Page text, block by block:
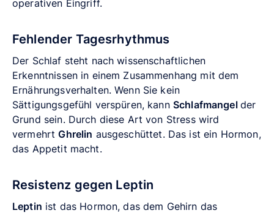
operativen Eingriff.
Fehlender Tagesrhythmus
Der Schlaf steht nach wissenschaftlichen
Erkenntnissen in einem Zusammenhang mit dem
Ernährungsverhalten. Wenn Sie kein
Sättigungsgefühl verspüren, kann Schlafmangel der
Grund sein. Durch diese Art von Stress wird
vermehrtGhrelin ausgeschüttet. Das ist ein Hormon,
das Appetit macht.
Resistenz gegen Leptin
Leptin ist das Hormon, das dem Gehirn das